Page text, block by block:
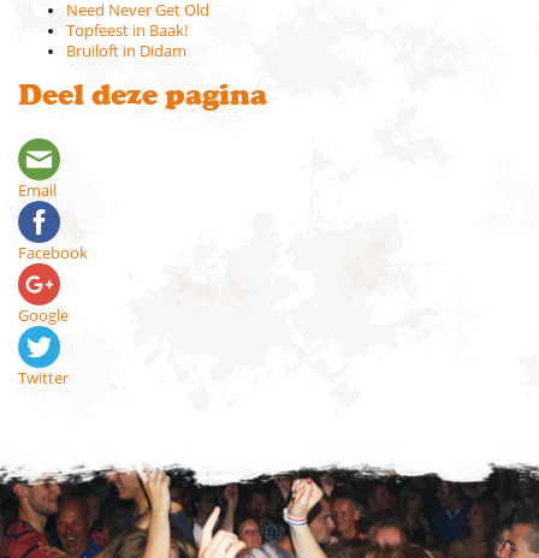
Need Never Get Old
Topfeest in Baak!
Bruiloft in Didam
Deel deze pagina
Email
Facebook
Google
Twitter